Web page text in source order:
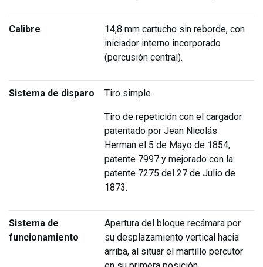
Calibre
14,8 mm cartucho sin reborde, con
iniciador interno incorporado
(percusión central).
Sistema de disparo Tiro simple.
Tiro de repetición con el cargador
patentado por Jean Nicolás
Herman el 5 de Mayo de 1854,
patente 7997 y mejorado con la
patente 7275 del 27 de Julio de
1873.
Sistema de
funcionamiento
Apertura del bloque recámara por
su desplazamiento vertical hacia
arriba, al situar el martillo percutor